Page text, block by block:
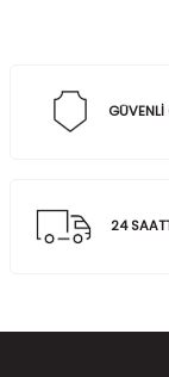
GÜVENLİ
24